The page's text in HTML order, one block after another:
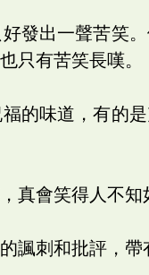
發出一聲苦笑
只有苦笑長嘆。
的味道，有的
真會笑得人不知
諷刺和批評，帶